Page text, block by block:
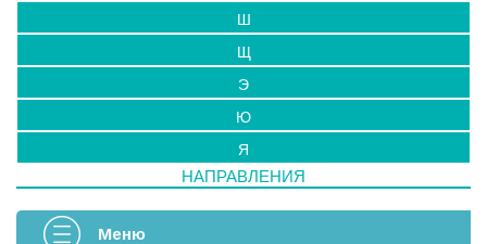
Ш
Щ
Э
Ю
Я
НАПРАВЛЕНИЯ
Меню